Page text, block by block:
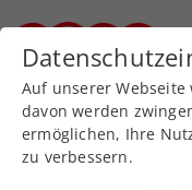
Zurück zur
Turniere
Auf unserer Webseite
davon werden
ermöglichen, Ihre
zu verbessern.